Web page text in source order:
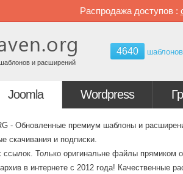
Распродажа доступов :
и расширений
4640 шаблонов
Joomla Wordpress
- Обновленные премиум шаблоны и
скачивания и подписки.
ссылок. Только оригинальне файлы прямиком
в интернете с 2012 года! Качественные